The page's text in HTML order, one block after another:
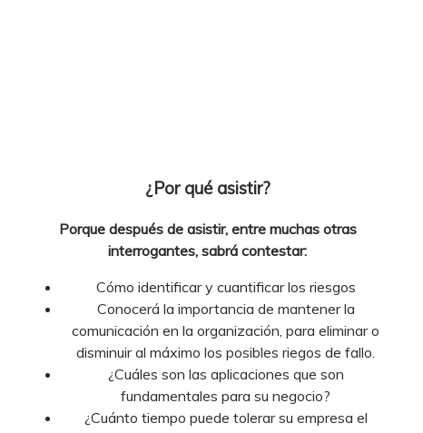
¿Por qué asistir?
Porque después de asistir, entre muchas otras
interrogantes, sabrá contestar:
Cómo identificar y cuantificar los riesgos
Conocerá la importancia de mantener la
comunicación en la organización, para eliminar o
disminuir al máximo los posibles riegos de fallo.
¿Cuáles son las aplicaciones que son
fundamentales para su negocio?
¿Cuánto tiempo puede tolerar su empresa el